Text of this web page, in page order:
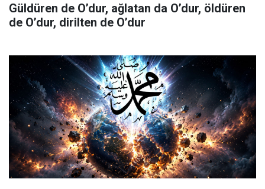
Güldüren de O’dur, ağlatan da O’dur, öldüren
de O’dur, dirilten de O’dur